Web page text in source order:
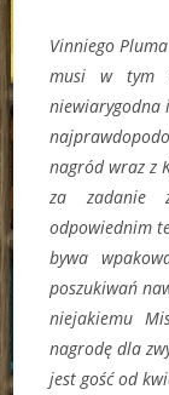
Vinniego Pluma
musi w tym
niewiarygodna i
nagród wraz z
za zadanie
odpowiednim
bywa
poszukiwań
niejakiemu
nagrodę dla
jest gość od